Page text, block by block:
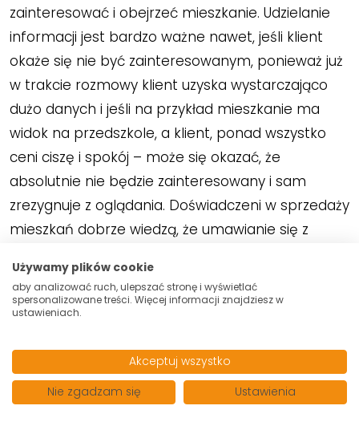
zainteresować i obejrzeć mieszkanie. Udzielanie
informacji jest bardzo ważne nawet, jeśli klient
okaże się nie być zainteresowanym, ponieważ już
w trakcie rozmowy klient uzyska wystarczająco
dużo danych i jeśli na przykład mieszkanie ma
widok na przedszkole, a klient, ponad wszystko
ceni ciszę i spokój – może się okazać, że
absolutnie nie będzie zainteresowany i sam
zrezygnuje z oglądania. Doświadczeni w sprzedaży
mieszkań dobrze wiedzą, że umawianie się z
upewniając się, że ten dostał wszystkie informacje
bywa zwykłą stratą czasu zarówno właściciela jak
„gdybym wiedział, że tu jest przedszkole to bym
Panu nie zawracał głowy”. Jeśli korzystasz z usług
agencji może się okazać, że liczba oglądających
Używamy plików cookie
aby analizować ruch, ulepszać stronę i wyświetlać
spersonalizowane treści. Więcej informacji znajdziesz w
ustawieniach.
Akceptuj wszystko
Nie zgadzam się
Ustawienia